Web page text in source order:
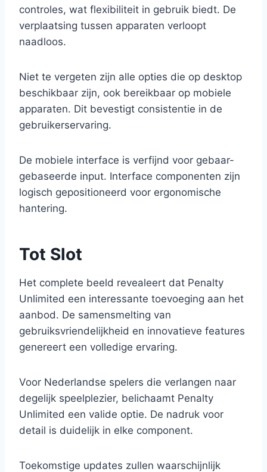
controles, wat flexibiliteit in gebruik biedt. De
verplaatsing tussen apparaten verloopt
naadloos.
Niet te vergeten zijn alle opties die op desktop
beschikbaar zijn, ook bereikbaar op mobiele
apparaten. Dit bevestigt consistentie in de
gebruikerservaring.
De mobiele interface is verfijnd voor gebaar-
gebaseerde input. Interface componenten zijn
logisch gepositioneerd voor ergonomische
hantering.
Tot Slot
Het complete beeld revealeert dat Penalty
Unlimited een interessante toevoeging aan het
aanbod. De samensmelting van
gebruiksvriendelijkheid en innovatieve features
genereert een volledige ervaring.
Voor Nederlandse spelers die verlangen naar
degelijk speelplezier, belichaamt Penalty
Unlimited een valide optie. De nadruk voor
detail is duidelijk in elke component.
Toekomstige updates zullen waarschijnlijk